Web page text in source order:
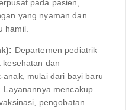
pada pasien,
yang nyaman dan
hamil.
Departemen pediatrik
kesehatan dan
anak, mulai dari bayi baru
Layanannya mencakup
pengobatan